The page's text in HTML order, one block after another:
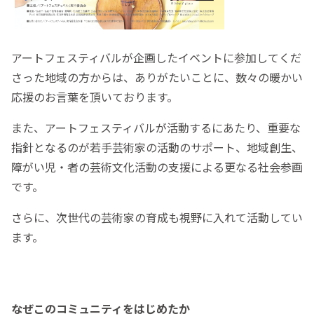
アートフェスティバルが企画したイベントに参加してくだ
さった地域の方からは、ありがたいことに、数々の暖かい
応援のお言葉を頂いております。
また、アートフェスティバルが活動するにあたり、重要な
指針となるのが若手芸術家の活動のサポート、地域創生、
障がい児・者の芸術文化活動の支援による更なる社会参画
です。
さらに、次世代の芸術家の育成も視野に入れて活動してい
ます。
なぜこのコミュニティをはじめたか